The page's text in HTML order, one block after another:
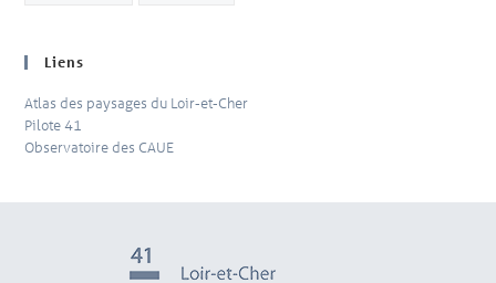
Liens
Atlas des paysages du Loir-et-Cher
Pilote 41
Observatoire des CAUE